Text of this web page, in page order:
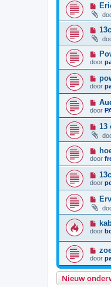
door
door
door
13
door
door
door
door
Nieuw